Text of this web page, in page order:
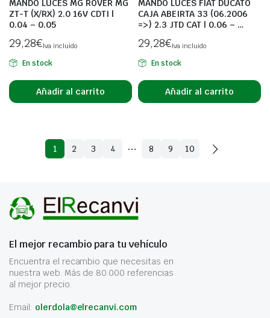
MANDO LUCES MG ROVER MG
ZT-T (X/RX) 2.0 16V CDTI |
0.04 – 0.05
29,28€Iva incluido
En stock
Añadir al carrito
MANDO LUCES FIAT DUCATO
CAJA ABEIRTA 33 (06.2006
=>) 2.3 JTD CAT | 0.06 – …
29,28€Iva incluido
En stock
Añadir al carrito
1 2 3 4 … 8 9 10
El mejor recambio para tu vehículo
Encuentra el recambio que necesitas en
nuestra web. Más de 80.000 referencias
al mejor precio.
Email: olerdola@elrecanvi.com